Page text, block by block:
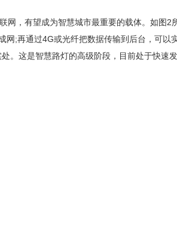
网，有望成为智慧城市最重要的载体。如
网;再通过4G或光纤把数据传输到后台，可
。这是智慧路灯的高级阶段，目前处于快速发